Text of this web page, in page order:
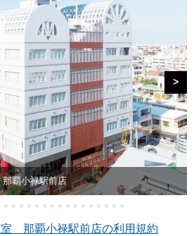
覇小禄駅前店
>
那覇小禄駅前店の利用規約